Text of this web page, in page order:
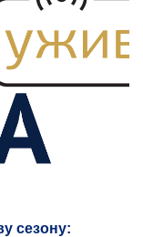
сезону: